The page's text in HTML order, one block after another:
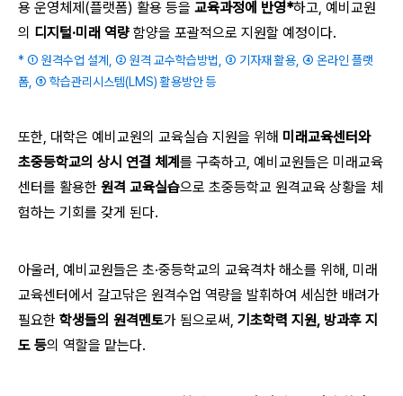
용 운영체제(플랫폼) 활용 등을 교육과정에 반영*하고, 예비교원
의 디지털·미래 역량 함양을 포괄적으로 지원할 예정이다.
* ① 원격수업 설계, ② 원격 교수학습방법, ③ 기자재 활용, ④ 온라인 플랫
폼, ⑤ 학습관리시스템(LMS) 활용방안 등
또한, 대학은 예비교원의 교육실습 지원을 위해 미래교육센터와
초중등학교의 상시 연결 체계 를 구축하고, 예비교원들은 미래교육
센터를 활용한 원격 교육실습으로 초중등학교 원격교육 상황을 체
험하는 기회를 갖게 된다.
아울러, 예비교원들은 초·중등학교의 교육격차 해소를 위해, 미래
교육센터에서 갈고닦은 원격수업 역량을 발휘하여 세심한 배려가
필요한 학생들의 원격멘토가 됨으로써, 기초학력 지원, 방과후 지
도 등의 역할을 맡는다.